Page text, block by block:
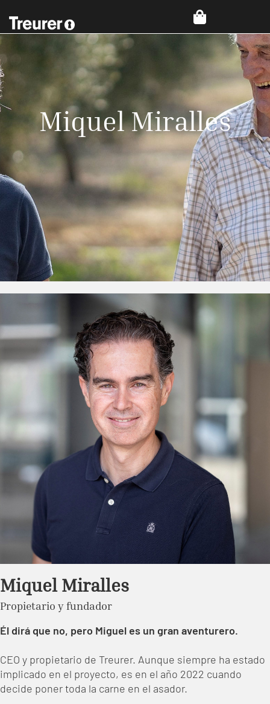
Miquel Miralles
Miquel Miralles
Propietario y fundador
Él dirá que no, pero Miguel es un gran aventurero.
CEO y propietario de Treurer. Aunque siempre ha estado
implicado en el proyecto, es en el año 2022 cuando
decide poner toda la carne en el asador.